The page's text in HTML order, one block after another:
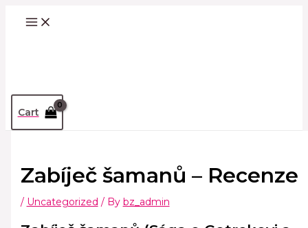
content
Cart
e
:Zabíječ šamanů – Recenze
/ Uncategorized / By bz_admin
Up